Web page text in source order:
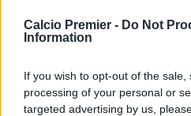
Calcio Premier - Do Not
Information
If you wish to opt-out of the
processing of your personal or
targeted advertising by us,
milioni di sterline. Ottima la
del giocatore che è
costoso della storia del